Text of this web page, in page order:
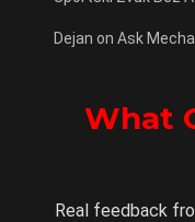
Dejan on Ask
What
Real feedback